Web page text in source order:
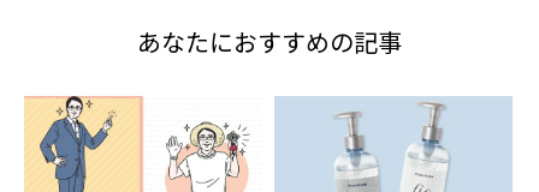
あなたにおすすめの記事